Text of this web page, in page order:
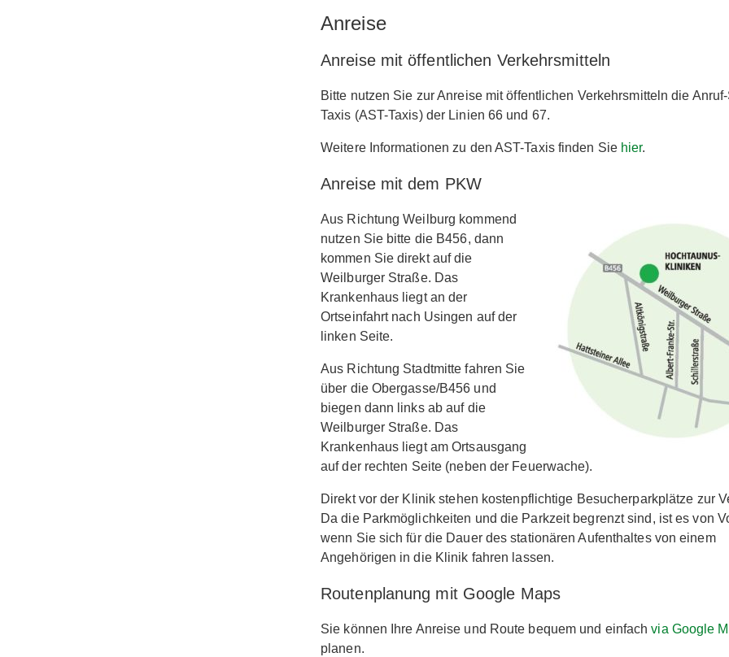
Anreise
Anreise mit öffentlichen Verkehrsmitteln
Bitte nutzen Sie zur Anreise mit öffentlichen Verkehrsmitteln die
Taxis (AST-Taxis) der Linien 66 und 67.
Weitere Informationen zu den AST-Taxis finden Sie hier.
Anreise mit dem PKW
Aus Richtung Weilburg kommend
nutzen Sie bitte die B456, dann
kommen Sie direkt auf die
Weilburger Straße. Das
Krankenhaus liegt an der
Ortseinfahrt nach Usingen auf der
linken Seite.
Aus Richtung Stadtmitte fahren Sie
über die Obergasse/B456 und
biegen dann links ab auf die
Weilburger Straße. Das
Krankenhaus liegt am Ortsausgang
auf der rechten Seite (neben der Feuerwache).
Direkt vor der Klinik stehen kostenpflichtige Besucherparkplätze zur
Da die Parkmöglichkeiten und die Parkzeit begrenzt sind, ist es von
wenn Sie sich für die Dauer des stationären Aufenthaltes von einem
Angehörigen in die Klinik fahren lassen.
Routenplanung mit Google Maps
Sie können Ihre Anreise und Route bequem und einfachvia Google
planen.